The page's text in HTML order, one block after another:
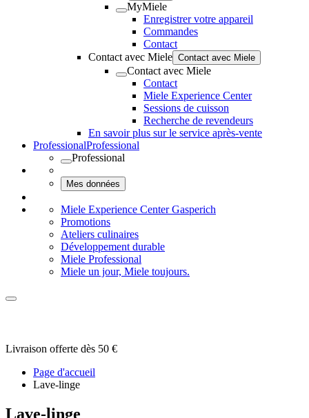
MyMiele
Enregistrer votre appareil
Commandes
Contact
Contact avec Miele Contact avec Miele
Contact avec Miele
Contact
Miele Experience Center
Sessions de cuisson
Recherche de revendeurs
En savoir plus sur le service après-vente
ProfessionalProfessional
Professional
Mes données
Miele Experience Center Gasperich
Promotions
Ateliers culinaires
Développement durable
Miele Professional
Miele un jour, Miele toujours.
Livraison offerte dès 50 €
Page d'accueil
Lave-linge
Lave-linge